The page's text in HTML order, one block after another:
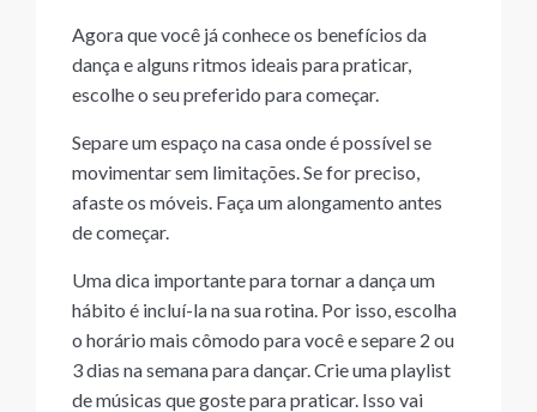
Agora que você já conhece os benefícios da
dança e alguns ritmos ideais para praticar,
escolhe o seu preferido para começar.
Separe um espaço na casa onde é possível se
movimentar sem limitações. Se for preciso,
afaste os móveis. Faça um alongamento antes
de começar.
Uma dica importante para tornar a dança um
hábito é incluí-la na sua rotina. Por isso, escolha
o horário mais cômodo para você e separe 2 ou
3 dias na semana para dançar. Crie uma playlist
de músicas que goste para praticar. Isso vai